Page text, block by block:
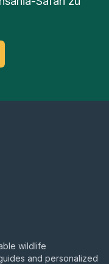
wildlife
and personalized